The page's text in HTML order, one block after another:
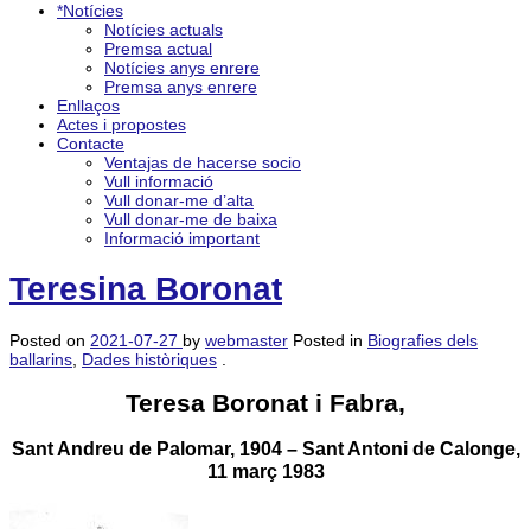
*Notícies
Notícies actuals
Premsa actual
Notícies anys enrere
Premsa anys enrere
Enllaços
Actes i propostes
Contacte
Ventajas de hacerse socio
Vull informació
Vull donar-me d’alta
Vull donar-me de baixa
Informació important
Teresina Boronat
Posted on 2021-07-27 by webmaster Posted in Biografies dels
ballarins Dades històriques
Teresa Boronat i Fabra,
Sant Andreu de Palomar, 1904 – Sant Antoni de Calonge,
11 març 1983